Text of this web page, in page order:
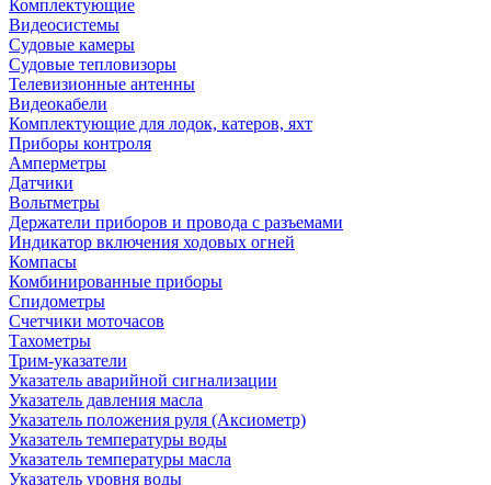
Комплектующие
Видеосистемы
Судовые камеры
Cудовые тепловизоры
Телевизионные антенны
Видеокабели
Комплектующие для лодок, катеров, яхт
Приборы контроля
Амперметры
Датчики
Вольтметры
Держатели приборов и провода с разъемами
Индикатор включения ходовых огней
Компасы
Комбинированные приборы
Спидометры
Счетчики моточасов
Тахометры
Трим-указатели
Указатель аварийной сигнализации
Указатель давления масла
Указатель положения руля (Аксиометр)
Указатель температуры воды
Указатель температуры масла
Указатель уровня воды